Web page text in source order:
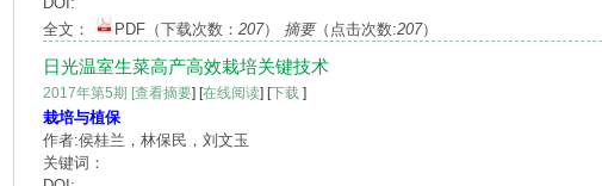
全文：
PDF （下载次数： 207） 摘要（点击次数:207）
日光温室生菜高产高效栽培关键技术
2017年第5期 [查看摘要] [在线阅读] [下载 ]
栽培与植保
作者:侯桂兰，林保民，刘文玉
关键词：